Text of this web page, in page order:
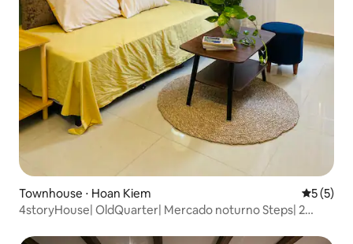
Townhouse ⋅ Hoan Kiem 5 de
5 (5)
4storyHouse| OldQuarter| Mercado noturno Steps| 2